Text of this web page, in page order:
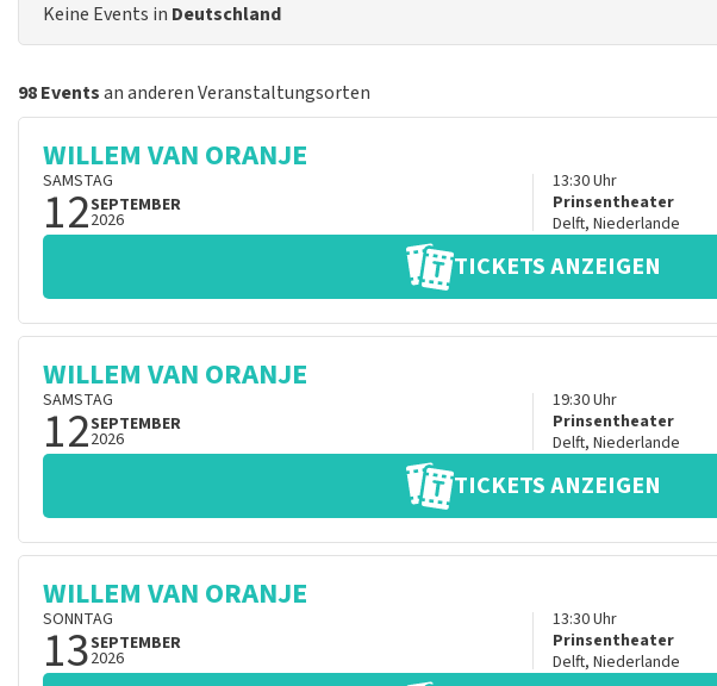
Keine Events in Deutschland
98 Eventsan anderen Veranstaltungsorten
WILLEM VAN ORANJE
SAMSTAG
12SEPTEMBER
2026
13:30Uhr
Prinsentheater
Delft, Niederlande
TICKETS ANZEIGEN
WILLEM VAN ORANJE
SAMSTAG
12SEPTEMBER
2026
19:30Uhr
Prinsentheater
Delft, Niederlande
TICKETS ANZEIGEN
WILLEM VAN ORANJE
SONNTAG
13SEPTEMBER
2026
13:30Uhr
Prinsentheater
Delft, Niederlande